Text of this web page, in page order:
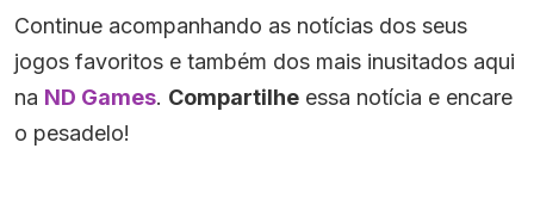
Continue acompanhando as notícias dos seus
jogos favoritos e também dos mais inusitados aqui
na ND Games. Compartilhe essa notícia e encare
o pesadelo!